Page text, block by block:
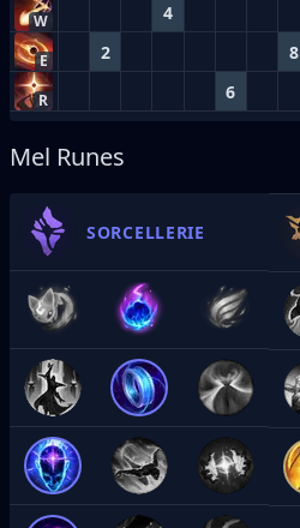
W 4
E 2 8
R 6
Mel Runes
SORCELLERIE